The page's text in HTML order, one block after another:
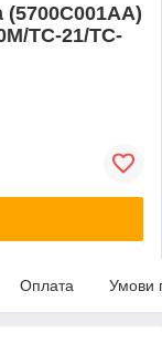
TC-21/TC-
Оплата Умови